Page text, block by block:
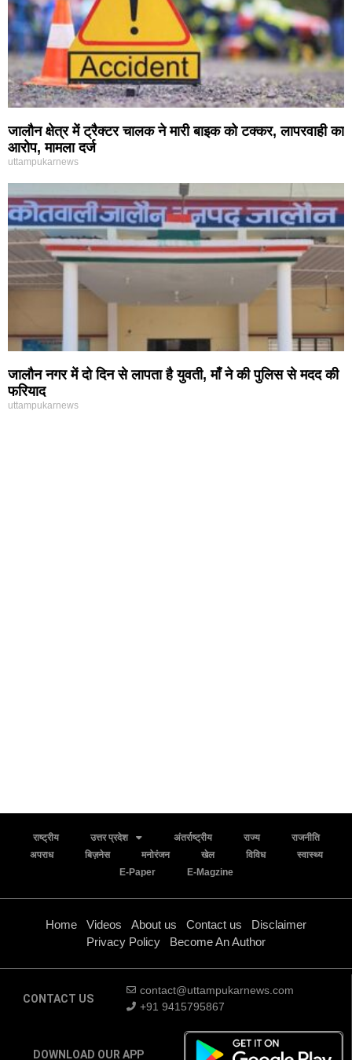
जालौन क्षेत्र में ट्रैक्टर चालक ने मारी बाइक को टक्कर, लापरवाही का
आरोप, मामला दर्ज
uttampukarnews
जालौन नगर में दो दिन से लापता है युवती, माँ ने की पुलिस से मदद की
फरियाद
uttampukarnews
राष्ट्रीय उत्तर प्रदेश अंतर्राष्ट्रीय राज्य
राजनीति
अपराध
बिज़नेस मनोरंजन खेल विविध
स्वास्थ्य
E-Paper
E-Magzine
Home Videos About us Contact us
Disclaimer
Privacy Policy
Become An Author
CONTACT US
contact@uttampukarnews.com
+91 9415795867
DOWNLOAD OUR APP